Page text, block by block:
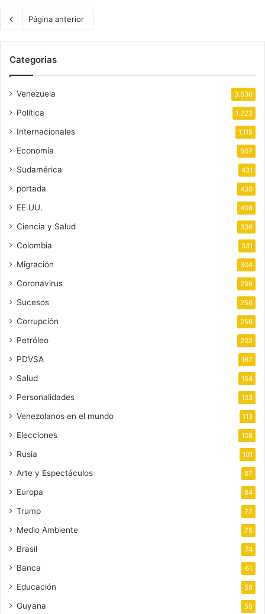
Página anterior
Categorias
Venezuela 3.630
Política 1.222
Internacionales 1.115
Economía 507
Sudamérica 431
portada 430
EE.UU. 408
Ciencia y Salud 336
Colombia 331
Migración 304
Coronavirus 296
Sucesos 256
Corrupción 256
Petróleo 202
PDVSA 167
Salud 154
Personalidades 133
Venezolanos en el mundo 113
Elecciones 108
Rusia 101
Arte y Espectáculos 87
Europa 84
Trump 77
Medio Ambiente 75
Brasil 74
Banca 61
Educación 58
Guyana 55